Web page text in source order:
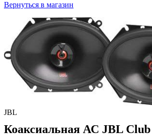
Вернуться в магазин
JBL
Коаксиальная АС JBL Club